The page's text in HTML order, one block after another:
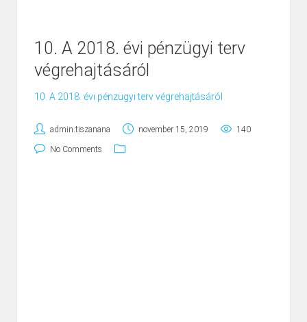
10. A 2018. évi pénzügyi terv
végrehajtásáról
10. A 2018. évi pénzügyi terv végrehajtásáról
admin.tiszanana november 15, 2019 140
No Comments